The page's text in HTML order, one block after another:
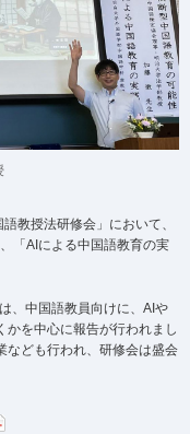
教授法研修会」において、
「AIによる中国語教育の実
、中国語教員向けに、AIや
かを中心に報告が行われまし
なども行われ、研修会は盛会